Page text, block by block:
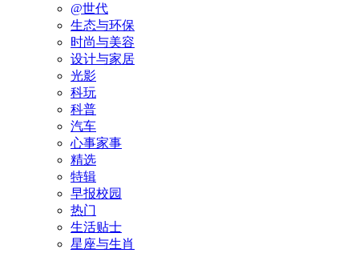
@世代
生态与环保
时尚与美容
设计与家居
光影
科玩
科普
汽车
心事家事
精选
特辑
早报校园
热门
生活贴士
星座与生肖